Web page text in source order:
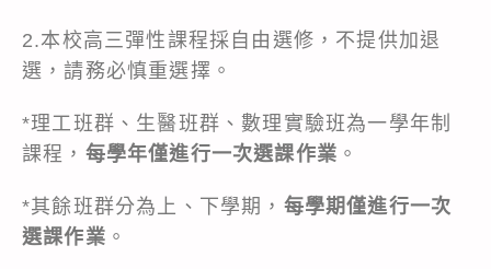
2.本校高三彈性課程採自由選修，不提供加退
選，請務必慎重選擇。
*理工班群、生醫班群、數理實驗班為一學年制
課程， 每學年僅進行一次選課作業 。
*其餘班群分為上、下學期， 每學期僅進行一次
選課作業 。